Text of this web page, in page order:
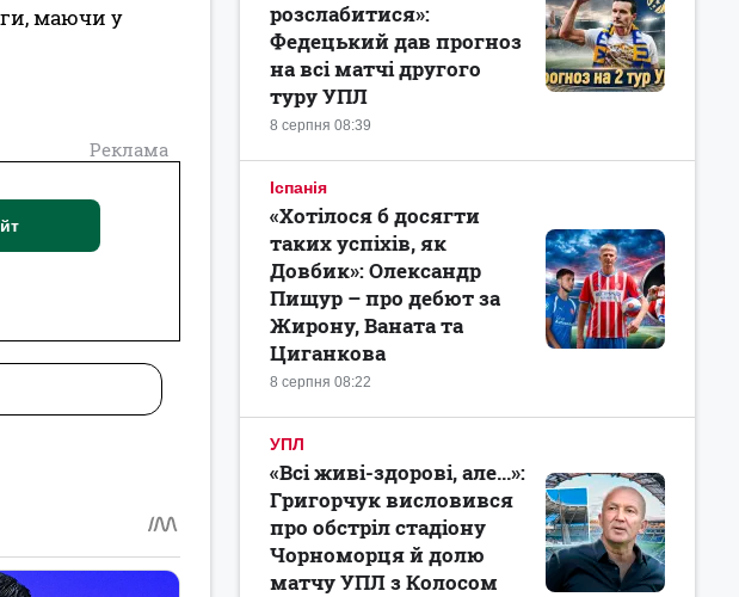
маючи у
Реклама
8 серпня 08:39
розслабитися»:
Федецький дав прогноз
на всі матчі другого
туру УПЛ
Іспанія
8 серпня 08:22
«Хотілося б досягти
таких успіхів, як
Довбик»: Олександр
Пищур – про дебют за
Жирону, Ваната та
Циганкова
УПЛ
«Всі живі-здорові, але...»:
Григорчук висловився
про обстріл стадіону
Чорноморця й долю
матчу УПЛ з Колосом